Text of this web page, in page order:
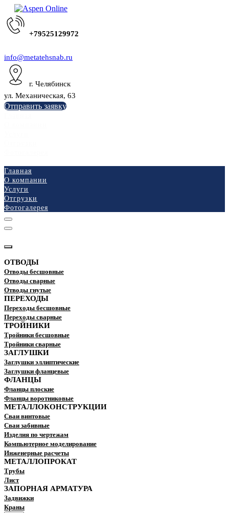
+79525129972
info@metatehsnab.ru
г. Челябинск
ул. Механическая, 63
Отправить заявку
Главная
О компании
Услуги
Отгрузки
Фотогалерея
ОТВОДЫ
Отводы бесшовные
Отводы сварные
Отводы гнутые
ПЕРЕХОДЫ
Переходы бесшовные
Переходы сварные
ТРОЙНИКИ
Тройники бесшовные
Тройники сварные
ЗАГЛУШКИ
Заглушки эллиптические
Заглушки фланцевые
ФЛАНЦЫ
Фланцы плоские
Фланцы воротниковые
МЕТАЛЛОКОНСТРУКЦИИ
Сваи винтовые
Сваи забивные
Изделия по чертежам
Компьютерное моделирование
Инженерные расчеты
МЕТАЛЛОПРОКАТ
Трубы
Лист
ЗАПОРНАЯ АРМАТУРА
Задвижки
Краны